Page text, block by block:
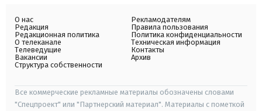
О нас
Редакция
Редакционная политика
О телеканале
Телеведущие
Вакансии
Структура собственности
Рекламодателям
Правила пользования
Политика конфиденциальности
Техническая информация
Контакты
Архив
Все коммерческие рекламные материалы обозначены словами
"Спецпроект" или "Партнерский материал". Материалы с пометкой